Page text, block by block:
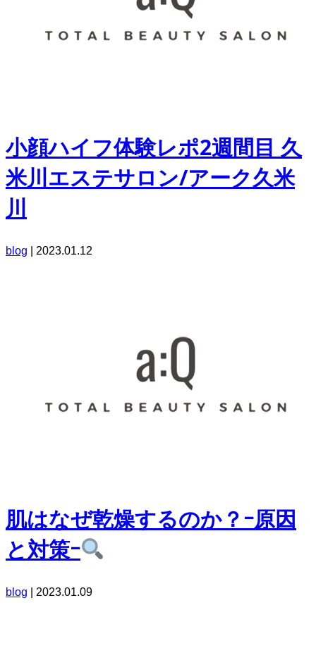
小顔ハイフ体験レポ2週間目 久
米川エステサロン/アーク久米
川
blog 2023.01.12
肌はなぜ乾燥するのか？ｰ原因
と対策ｰ
blog 2023.01.09